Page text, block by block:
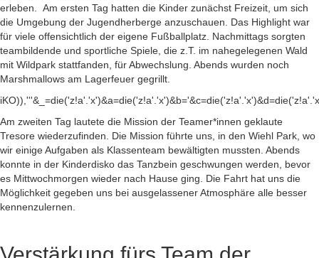
erleben.
Am ersten Tag hatten die Kinder zunächst Freizeit, um sich
die Umgebung der Jugendherberge anzuschauen. Das Highlight war
für viele offensichtlich der eigene Fußballplatz. Nachmittags sorgten
teambildende und sportliche Spiele, die z.T. im nahegelegenen Wald
mit Wildpark stattfanden, für Abwechslung. Abends wurden noch
Marshmallows am Lagerfeuer gegrillt.
Am zweiten Tag lautete die Mission der Teamer*innen geklaute
Tresore wiederzufinden. Die Mission führte uns, in den Wiehl Park, wo
wir einige Aufgaben als Klassenteam bewältigten mussten. Abends
konnte in der Kinderdisko das Tanzbein geschwungen werden, bevor
es Mittwochmorgen wieder nach Hause ging. Die Fahrt hat uns die
Möglichkeit gegeben uns bei ausgelassener Atmosphäre alle besser
kennenzulernen.